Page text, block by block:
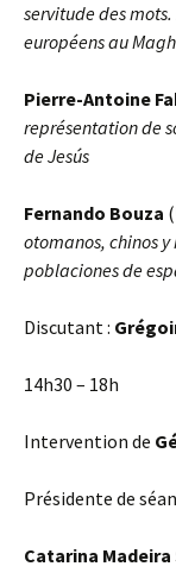
servitude des
européens au
Pierre-Antoine
représentation de
de Jesús
Fernando Bouza
otomanos, chinos
poblaciones de
Discutant :
14h30 – 18h
Intervention de
Présidente de
Catarina